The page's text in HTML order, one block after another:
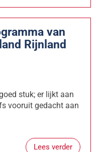
van
Rijnland
stuk; er lijkt aan
vooruit gedacht aan
Lees verder